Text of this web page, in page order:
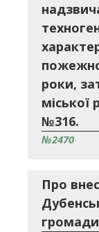
роки,
міської
№316.
№2470
Про
громади